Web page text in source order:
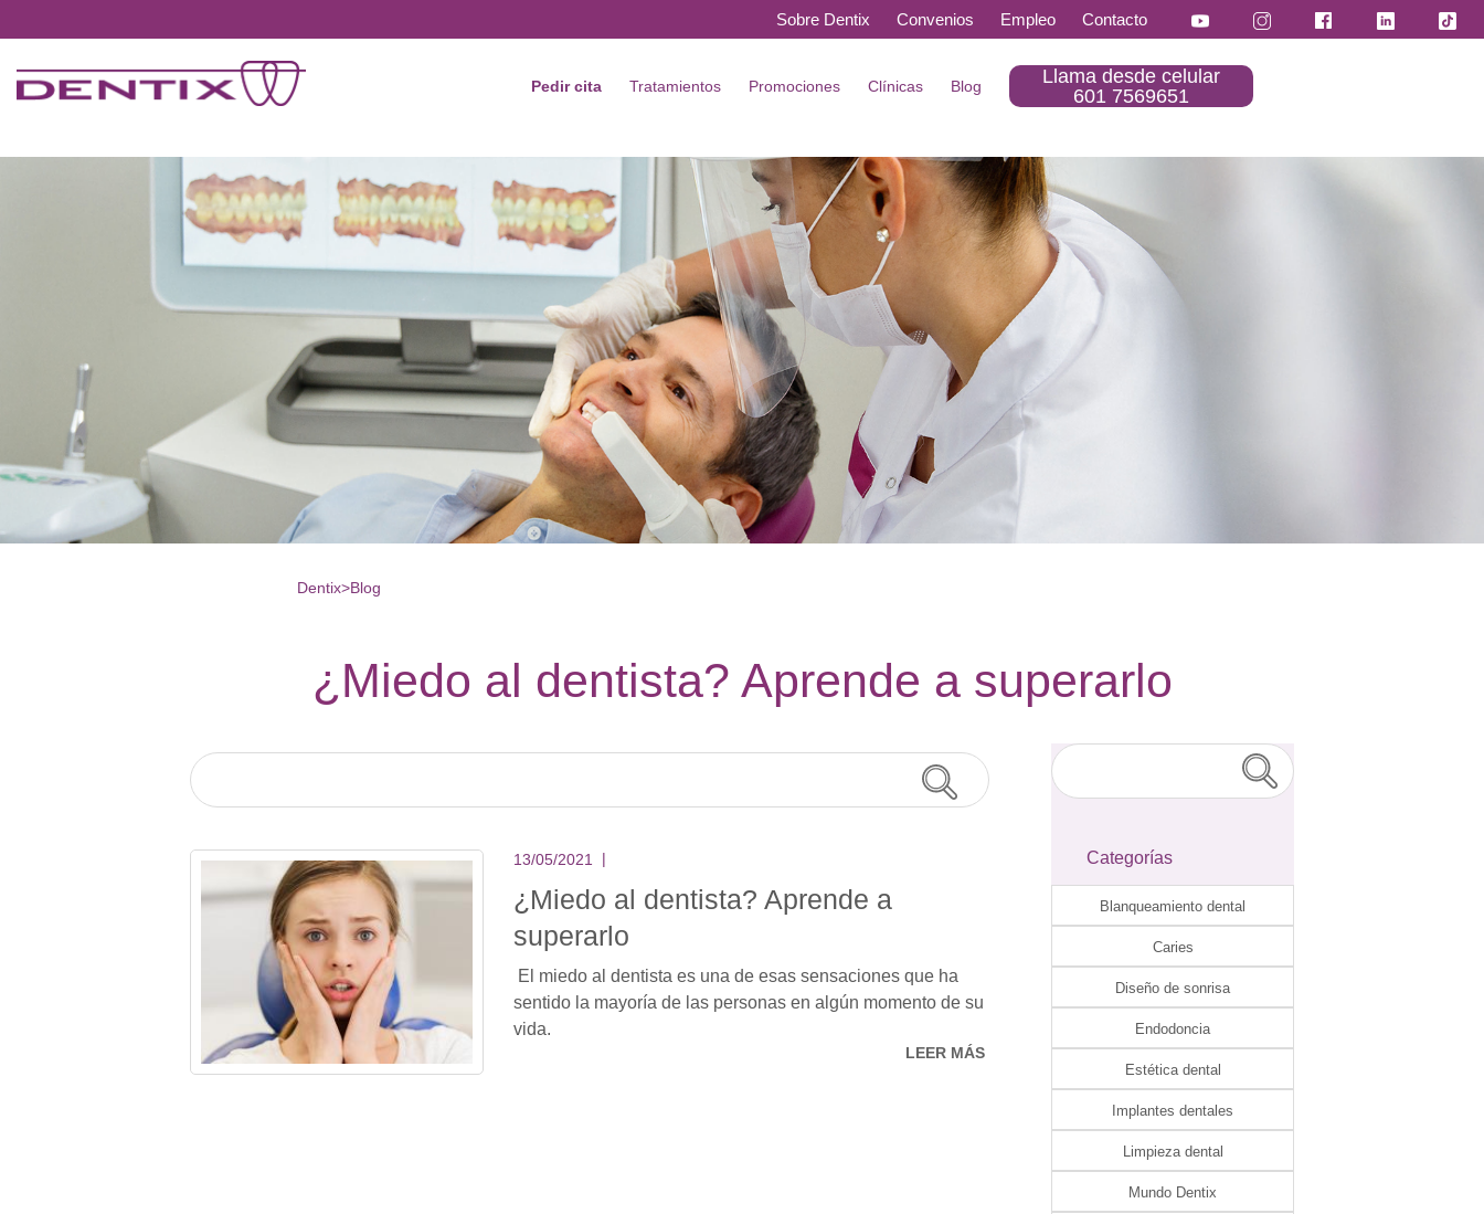
Sobre Dentix Convenios Empleo Contacto
Llama desde celular
601 7569651
Pedir cita Tratamientos Promociones Clínicas Blog
Dentix>Blog
¿Miedo al dentista? Aprende a superarlo
13/05/2021
¿Miedo al dentista? Aprende a
superarlo
El miedo al dentista es una de esas sensaciones que ha
sentido la mayoría de las personas en algún momento de su
vida.
LEER MÁS
Categorías
Blanqueamiento dental
Caries
Diseño de sonrisa
Endodoncia
Estética dental
Implantes dentales
Limpieza dental
Mundo Dentix